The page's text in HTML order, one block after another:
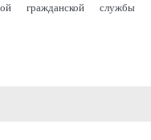
гражданской службы